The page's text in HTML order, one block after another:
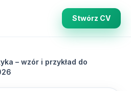
Stwórz CV
– wzór i przykład do